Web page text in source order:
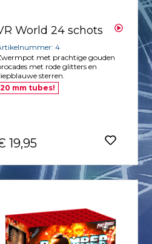
World 24 schots
4
met prachtige gouden
met rode glitters en
sterren.
20 mm tubes!
19,95